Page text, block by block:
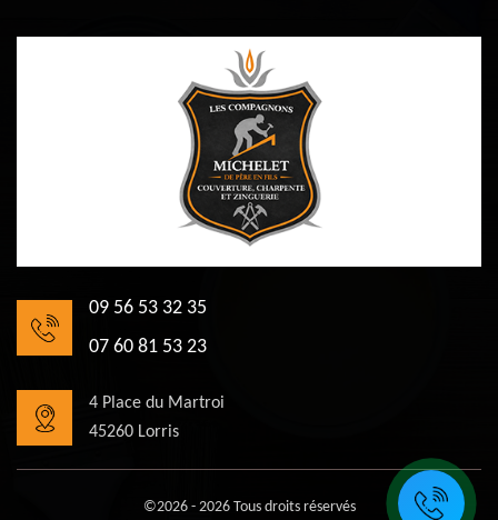
09 56 53 32 35
07 60 81 53 23
4 Place du Martroi
45260 Lorris
©2026 - 2026 Tous droits réservés